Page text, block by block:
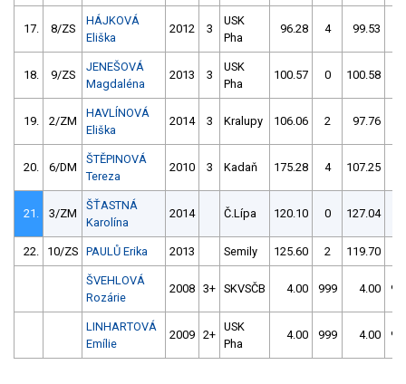
17. 8/ZS
HÁJKOVÁ
Eliška
2012 3
USK
Pha
96.28 4 99.53
18. 9/ZS
JENEŠOVÁ
Magdaléna
2013 3
USK
Pha
100.57 0 100.58
19. 2/ZM
HAVLÍNOVÁ
Eliška
2014 3 Kralupy 106.06 2 97.76
20. 6/DM
ŠTĚPINOVÁ
Tereza
2010 3 Kadaň 175.28 4 107.25
21. 3/ZM
ŠŤASTNÁ
Karolína
2014 Č.Lípa 120.10 0 127.04
22. 10/ZS PAULŮ Erika 2013 Semily 125.60 2 119.70
ŠVEHLOVÁ
Rozárie
2008 3+ SKVSČB 4.00 999 4.00
LINHARTOVÁ
Emílie
2009 2+
USK
Pha
4.00 999 4.00